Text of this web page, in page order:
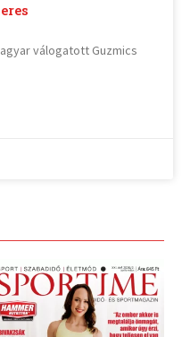
válogatott Guzmics